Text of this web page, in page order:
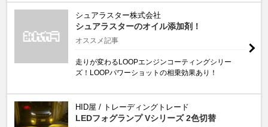
シュアラスター株式会社
シュアラスターのオイル添加剤！
オススメ記事
走りが変わるLOOPエンジンコーティングシリー
ズ！LOOPパワーショットの相乗効果あり！
HID屋 / トレーディングトレード
LEDフォグランプ Vシリーズ 2色切替